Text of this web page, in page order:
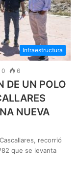
Infraestructura
0 6
DE UN POLO
NUEVA
recorrió
que se levanta